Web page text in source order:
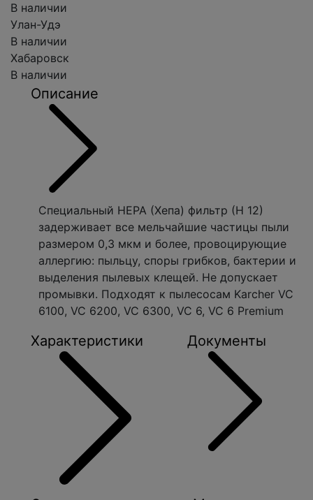
В наличии
Улан-Удэ
В наличии
Хабаровск
В наличии
Описание
Специальный НЕРА (Хепа) фильтр (Н 12)
задерживает все мельчайшие частицы пыли
размером 0,3 мкм и более, провоцирующие
аллергию: пыльцу, споры грибков, бактерии и
выделения пылевых клещей. Не допускает
промывки. Подходят к пылесосам Karcher VC
6100, VC 6200, VC 6300, VC 6, VC 6 Premium
Характеристики Документы